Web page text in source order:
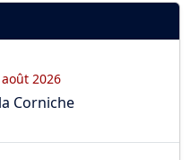
2026
Corniche